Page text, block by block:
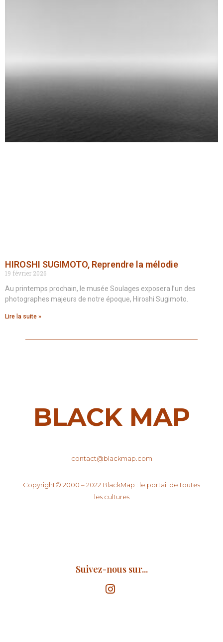
HIROSHI SUGIMOTO, Reprendre la mélodie
19 février 2026
Au printemps prochain, le musée Soulages exposera l’un des
photographes majeurs de notre époque, Hiroshi Sugimoto.
Lire la suite »
BLACK MAP
contact@blackmap.com
Copyright© 2000 – 2022 BlackMap : le portail de toutes
les cultures
Suivez-nous sur...